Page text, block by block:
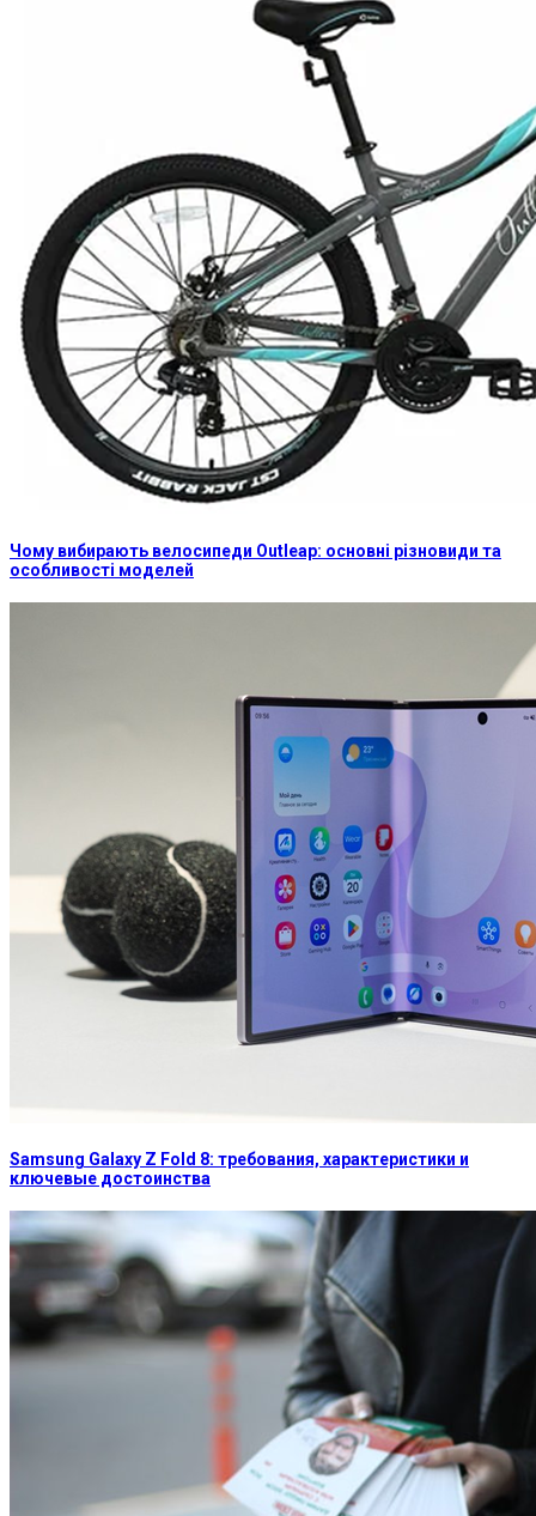
Чому вибирають велосипеди Outleap: основні різновиди та
особливості моделей
Samsung Galaxy Z Fold 8: требования, характеристики и
ключевые достоинства